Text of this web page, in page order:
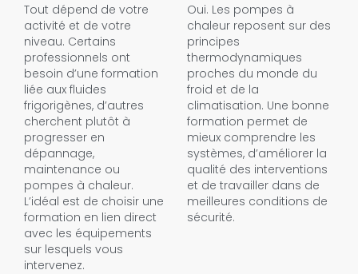
Tout dépend de votre
activité et de votre
niveau. Certains
professionnels ont
besoin d’une formation
liée aux fluides
frigorigènes, d’autres
cherchent plutôt à
progresser en
dépannage,
maintenance ou
pompes à chaleur.
L’idéal est de choisir une
formation en lien direct
avec les équipements
sur lesquels vous
intervenez.
Oui. Les pompes à
chaleur reposent sur des
principes
thermodynamiques
proches du monde du
froid et de la
climatisation. Une bonne
formation permet de
mieux comprendre les
systèmes, d’améliorer la
qualité des interventions
et de travailler dans de
meilleures conditions de
sécurité.